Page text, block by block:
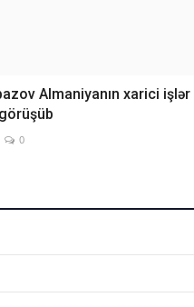
Almaniyanın xarici
0